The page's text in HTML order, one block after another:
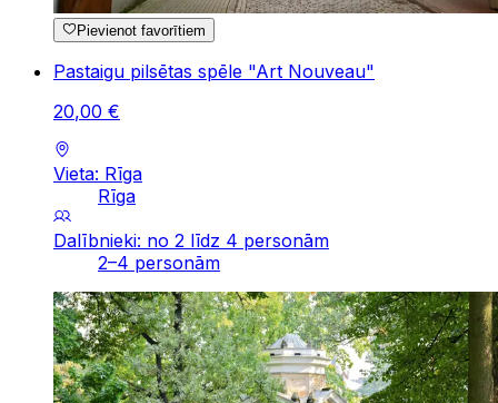
Pievienot favorītiem
Pastaigu pilsētas spēle "Art Nouveau"
20,00 €
Vieta: Rīga
Rīga
Dalībnieki: no 2 līdz 4 personām
2–4 personām